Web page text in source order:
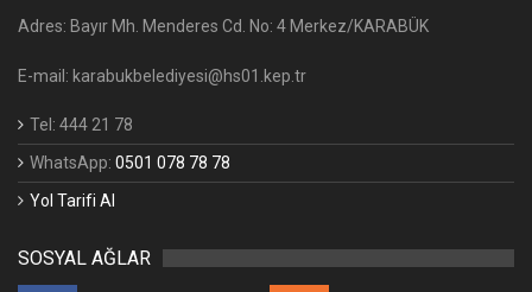
12 PROJE Altyapı
11 PROJE Parklar
12 PROJE Sosyal Hizmetler
13 PROJE Eğitim & Kurs Projeleri
15 PROJE Kültür & Sanat